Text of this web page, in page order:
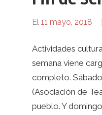
El 11 mayo, 2018
Actividades
semana viene
completo.
(Asociación de
pueblo. Y